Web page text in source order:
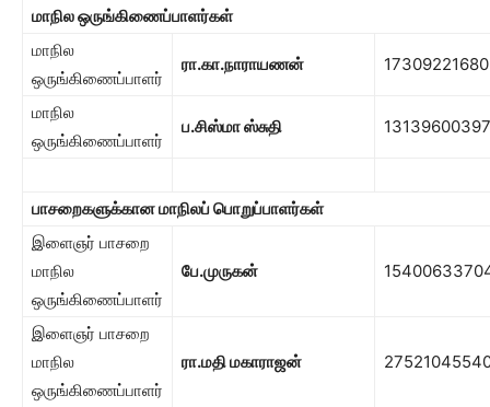
மாநில ஒருங்கிணைப்பாளர்கள்
மாநில
ஒருங்கிணைப்பாளர்
ரா.கா.நாராயணன் 17309221680
மாநில
ஒருங்கிணைப்பாளர்
ப.சிஸ்மா ஸ்சுதி 13139600397
பாசறைகளுக்கான மாநிலப் பொறுப்பாளர்கள்
இளைஞர் பாசறை
மாநில
ஒருங்கிணைப்பாளர்
பே.முருகன்
இளைஞர் பாசறை
மாநில
ஒருங்கிணைப்பாளர்
ரா.மதி மகாராஜன்